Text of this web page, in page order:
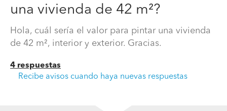
una vivienda de 42 m²?
Hola, cuál sería el valor para pintar una vivienda
de 42 m², interior y exterior. Gracias.
4 respuestas
Recibe avisos cuando haya nuevas respuestas